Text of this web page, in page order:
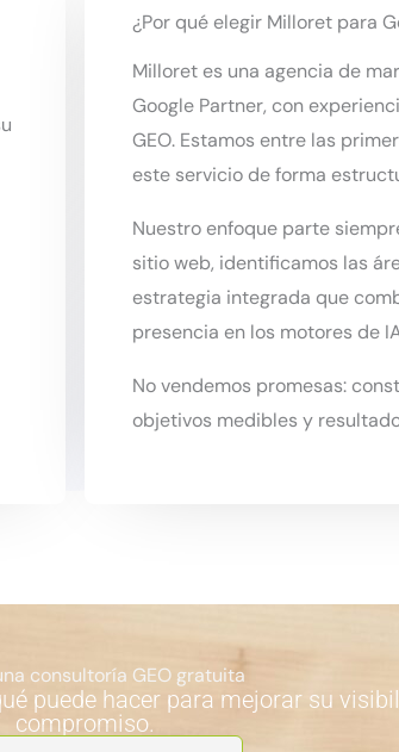
¿Por qué elegir Milloret para
Milloret es una agencia de
Google Partner, con
GEO. Estamos entre las
este servicio de forma
Nuestro enfoque parte
sitio web, identificamos las
estrategia integrada que
presencia en los motores de
No vendemos promesas:
objetivos medibles y
consultoría GEO gratuita
puede hacer para mejorar su
compromiso.